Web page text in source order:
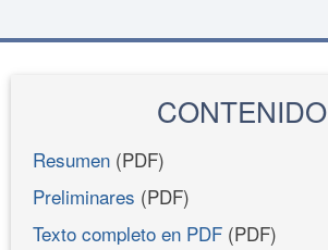
CONTENIDO
Resumen (PDF)
Preliminares (PDF)
Texto completo en PDF (PDF)